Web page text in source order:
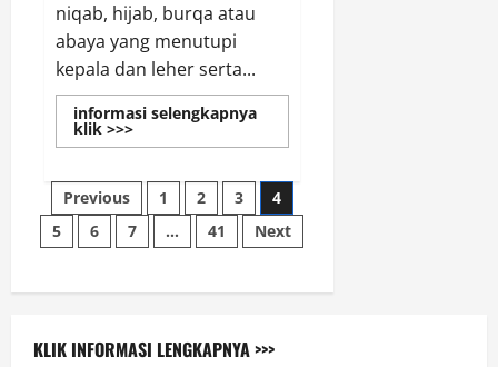
niqab, hijab, burqa atau
abaya yang menutupi
kepala dan leher serta...
informasi selengkapnya
klik >>>Read
more
Muslim
Wanita
Hijab
Premium
Model
Paginasi
pos
Previous 1 2 3
4
5
6 7 … 41 Next
KLIK INFORMASI LENGKAPNYA >>>